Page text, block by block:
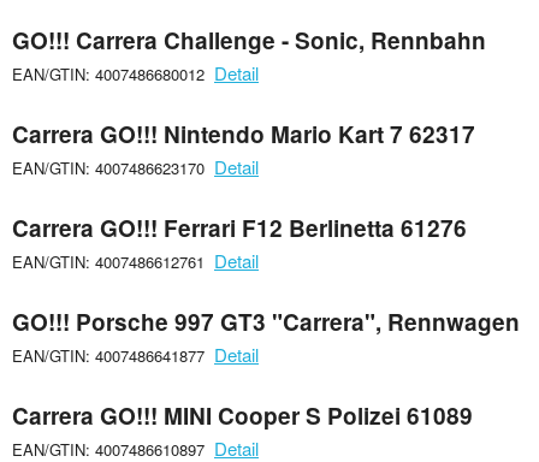
GO!!! Carrera Challenge - Sonic, Rennbahn
EAN/GTIN: 4007486680012 Detail
Carrera GO!!! Nintendo Mario Kart 7 62317
EAN/GTIN: 4007486623170 Detail
Carrera GO!!! Ferrari F12 Berlinetta 61276
EAN/GTIN: 4007486612761 Detail
GO!!! Porsche 997 GT3 "Carrera", Rennwagen
EAN/GTIN: 4007486641877 Detail
Carrera GO!!! MINI Cooper S Polizei 61089
EAN/GTIN: 4007486610897 Detail